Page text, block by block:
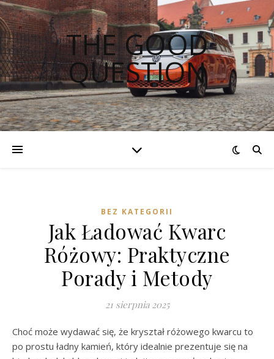
THE GOOD
QUESTION
BEZ KATEGORII
Jak Ładować Kwarc
Różowy: Praktyczne
Porady i Metody
21 sierpnia 2025
Choć może wydawać się, że kryształ różowego kwarcu to
po prostu ładny kamień, który idealnie prezentuje się na